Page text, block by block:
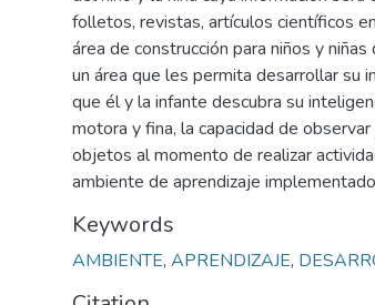
folletos, revistas, artículos científicos
área de construcción para niños y
un área que les permita desarrollar su
que él y la infante descubra su
motora y fina, la capacidad de
objetos al momento de realizar
ambiente de aprendizaje
Keywords
AMBIENTE, APRENDIZAJE,